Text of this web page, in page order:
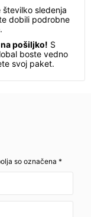
sledenja
dobili podrobne
pošiljko! S
boste vedno
svoj paket.
so označena *